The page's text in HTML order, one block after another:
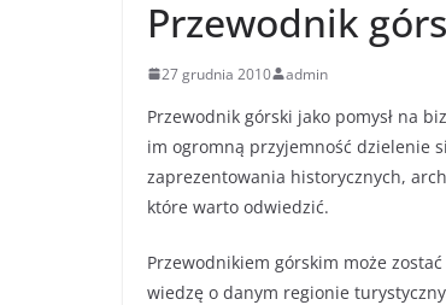
Przewodnik
27 grudnia 2010 admin
Przewodnik górski jako pomysł na
im ogromną przyjemność dzielenie
zaprezentowania historycznych,
które warto odwiedzić.
Przewodnikiem górskim może
wiedzę o danym regionie